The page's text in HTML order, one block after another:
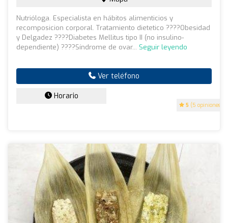
5 (5 opiniones)
Nutrióloga. Especialista en hábitos alimenticios y
recomposicion corporal. Tratamiento dietetico ????Obesidad
y Delgadez ????Diabetes Mellitus tipo II (no insulino-
dependiente) ????Síndrome de ovar... Seguir leyendo
Ver teléfono
Horario